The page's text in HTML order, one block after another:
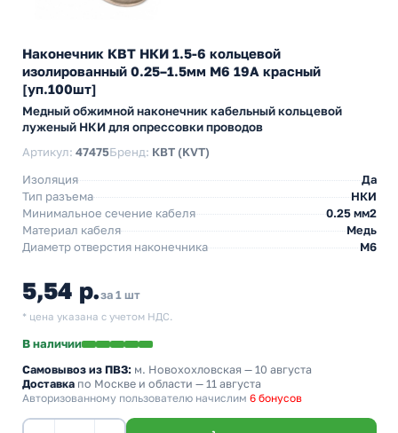
Наконечник КВТ НКИ 1.5-6 кольцевой
изолированный 0.25–1.5мм М6 19А красный
[уп.100шт]
Медный обжимной наконечник кабельный кольцевой
луженый НКИ для опрессовки проводов
Артикул: 47475Бренд: КВТ (KVT)
Изоляция
Да
Тип разъема
НКИ
Минимальное сечение кабеля
0.25 мм2
Материал кабеля
Медь
Диаметр отверстия наконечника
М6
5,54 р.за 1 шт
* цена указана с учетом НДС.
В наличии
Самовывоз из ПВЗ: м. Новохохловская — 10 августа
Доставка по Москве и области — 11 августа
Авторизованному пользователю начислим 6 бонусов